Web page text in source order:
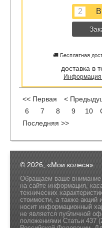
🚚 Бесплатная
доставка в
Информация
<< Первая <
6
7 8 9 10
Последняя >>
© 2026, «Мои колеса»
Обращаем ваше внимание
на сайте информация,
технических
стоимости, а также
носит информационный
не является публичной
положениями Статьи 437